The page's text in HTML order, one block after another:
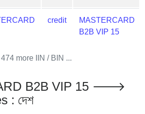
credit
MASTERCARD
B2B VIP 15
474 more IIN / BIN ...
B2B VIP 15 🡒
: দেশ